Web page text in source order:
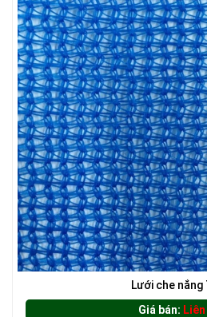
LƯỚI CHE
LƯỚI HÀNG RÀO
Lưới che nắng
Giá bán: